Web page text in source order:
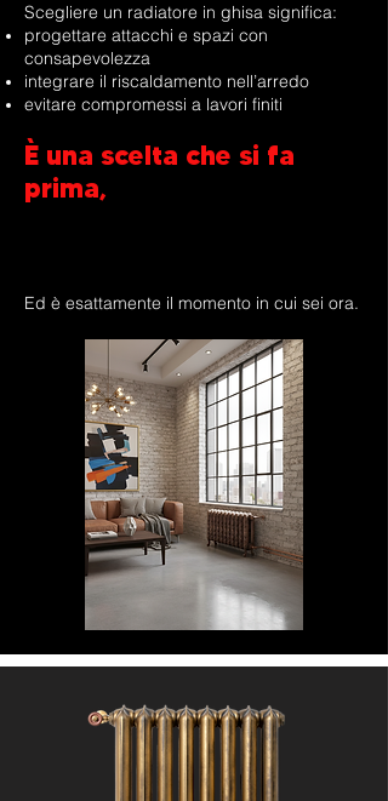
Scegliere un radiatore in ghisa significa:
progettare attacchi e spazi con
consapevolezza
integrare il riscaldamento nell’arredo
evitare compromessi a lavori finiti
È una scelta che si fa
prima,
Ed è esattamente il momento in cui sei ora.